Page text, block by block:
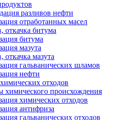
разливов нефти
отработанных масел
откачка битума
битума
мазута
откачка мазута
гальванических шламов
нефти
отходов
химического происхождения
химических отходов
антифриза
гальванических отходов